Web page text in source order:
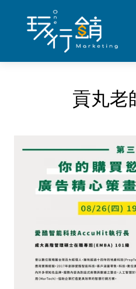
貢丸老